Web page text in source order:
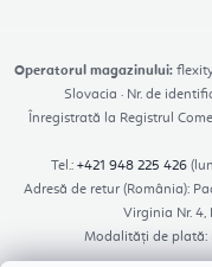
Operatorul magazinului:
Slovacia · Nr. de
Înregistrată la Registrul
Tel.: +421 948 225 426
Adresă de retur (România):
Virginia Nr. 4,
Modalități de plată: